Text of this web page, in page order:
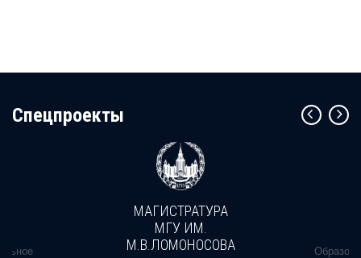
Cпецпроекты
МАГИСТРАТУРА
МГУ ИМ.
М.В.ЛОМОНОСОВА